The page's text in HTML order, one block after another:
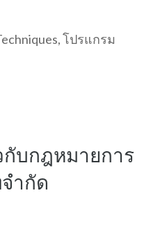
,โปรแกรม
บกฎหมายการ
ำกัด